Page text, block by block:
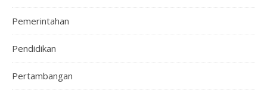
Pemerintahan
Pendidikan
Pertambangan